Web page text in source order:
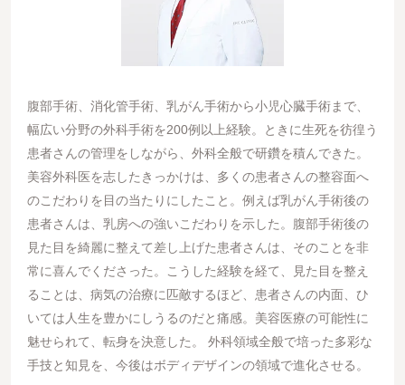
腹部手術、消化管手術、乳がん手術から小児心臓手術まで、
幅広い分野の外科手術を200例以上経験。ときに生死を彷徨う
患者さんの管理をしながら、外科全般で研鑽を積んできた。
美容外科医を志したきっかけは、多くの患者さんの整容面へ
のこだわりを目の当たりにしたこと。例えば乳がん手術後の
患者さんは、乳房への強いこだわりを示した。腹部手術後の
見た目を綺麗に整えて差し上げた患者さんは、そのことを非
常に喜んでくださった。こうした経験を経て、見た目を整え
ることは、病気の治療に匹敵するほど、患者さんの内面、ひ
いては人生を豊かにしうるのだと痛感。美容医療の可能性に
魅せられて、転身を決意した。 外科領域全般で培った多彩な
手技と知見を、今後はボディデザインの領域で進化させる。